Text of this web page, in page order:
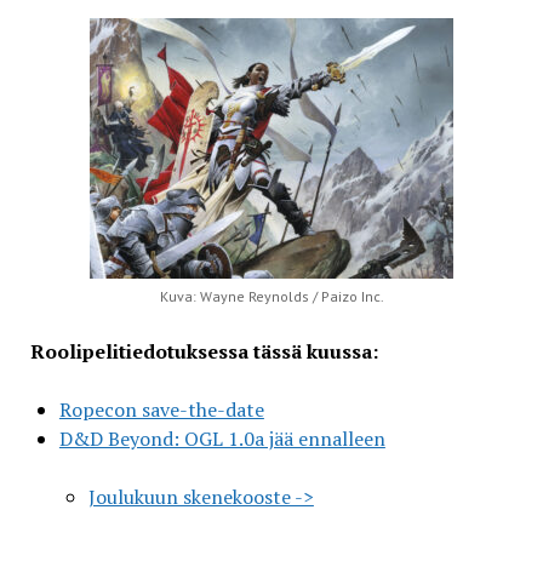
Kuva: Wayne Reynolds / Paizo Inc.
Roolipelitiedotuksessa tässä kuussa:
Ropecon save-the-date
D&D Beyond: OGL 1.0a jää ennalleen
Joulukuun skenekooste ->